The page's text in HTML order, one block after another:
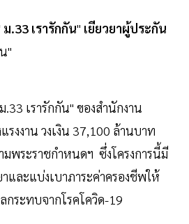
ม.33 เรารักกัน" เยียวยาผู้ประกัน
"
.33 เรารักกัน" ของสำนักงาน
รงงาน วงเงิน 37,100 ล้านบาท
มพระราชกำหนด​ฯ ซึ่งโครงการนี้มี
และแบ่งเบาภาระค่าครองชีพให้
ระทบจากโรคโควิด-19